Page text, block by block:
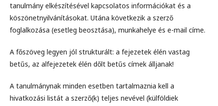
tanulmány elkészítésével kapcsolatos információkat és a
köszönetnyilvánításokat. Utána következik a szerző
foglalkozása (esetleg beosztása), munkahelye és e-mail címe.
A főszöveg legyen jól strukturált: a fejezetek élén vastag
betűs, az alfejezetek élén dőlt betűs címek álljanak!
A tanulmánynak minden esetben tartalmaznia kell a
hivatkozási listát a szerző(k) teljes nevével (külföldiek